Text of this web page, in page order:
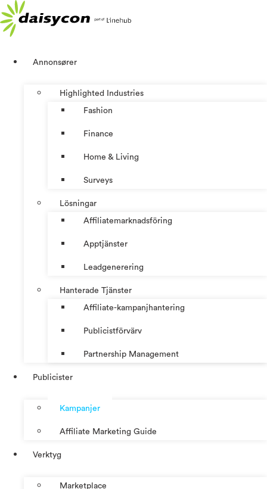
Hoppa
till
innehåll
Annonsører
Highlighted Industries
Fashion
Finance
Home & Living
Surveys
Lösningar
Affiliatemarknadsföring
Apptjänster
Leadgenerering
Hanterade Tjänster
Affiliate-kampanjhantering
Publicistförvärv
Partnership Management
Publicister
Kampanjer
Affiliate Marketing Guide
Verktyg
Marketplace